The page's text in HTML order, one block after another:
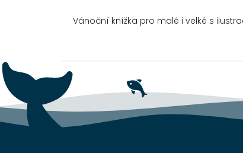
Vánoční knížka pro malé i velké s